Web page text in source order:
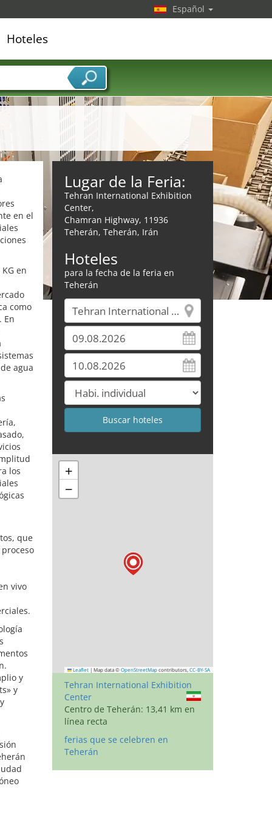
en el
en
como
En
agua
los
que
vivo
y
y
Lugar de la Feria:
Tehran International Exhibition
Center,
Chamran Highway, 11936
Teherán, Teherán, Irán
Hoteles
para la fecha de la feria en
Teherán
+
−
Leaflet | Map data © OpenStreetMap contributors, CC-BY-SA
Tehran International Exhibition
Center
Centro de Teherán: 13,41 km en
línea recta
ferias que se celebren en
Teherán
Español
Hoteles
de servicios